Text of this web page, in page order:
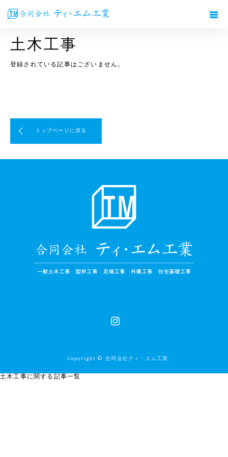
ブログ
土木工事
土木工事
登録されている記事はございません。
トップページに戻る
Copyright ©合同会社ティ・エム工業
土木工事に関する記事一覧